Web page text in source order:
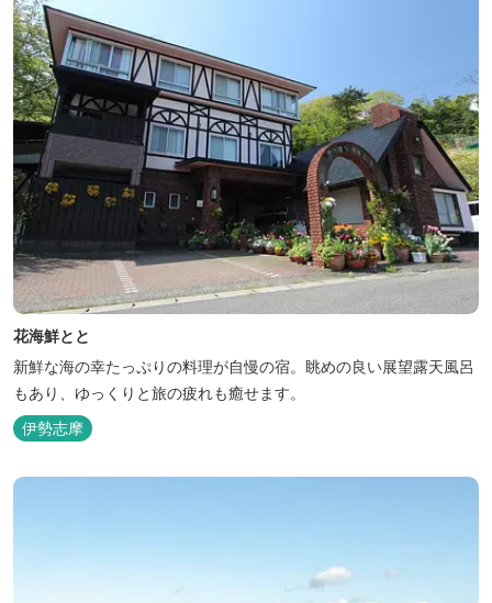
花海鮮とと
新鮮な海の幸たっぷりの料理が自慢の宿。眺めの良い展望露天風呂
もあり、ゆっくりと旅の疲れも癒せます。
伊勢志摩